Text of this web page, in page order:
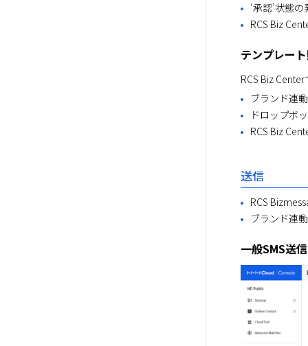
‘承認’状態
RCS Biz
テンプレー
RCS Biz
ブランド連
ドロップボ
RCS Biz
送信
RCS
ブランド連
一般SMS送信